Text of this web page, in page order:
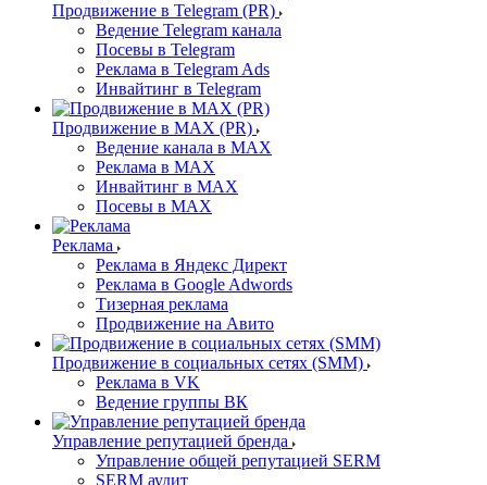
Продвижение в Telegram (PR)
Ведение Telegram канала
Посевы в Telegram
Реклама в Telegram Ads
Инвайтинг в Telegram
Продвижение в MAX (PR)
Ведение канала в MAX
Реклама в MAX
Инвайтинг в MAX
Посевы в MAX
Реклама
Реклама в Яндекс Директ
Реклама в Google Adwords
Тизерная реклама
Продвижение на Авито
Продвижение в социальных сетях (SMM)
Реклама в VK
Ведение группы ВК
Управление репутацией бренда
Управление общей репутацией SERM
SERM аудит